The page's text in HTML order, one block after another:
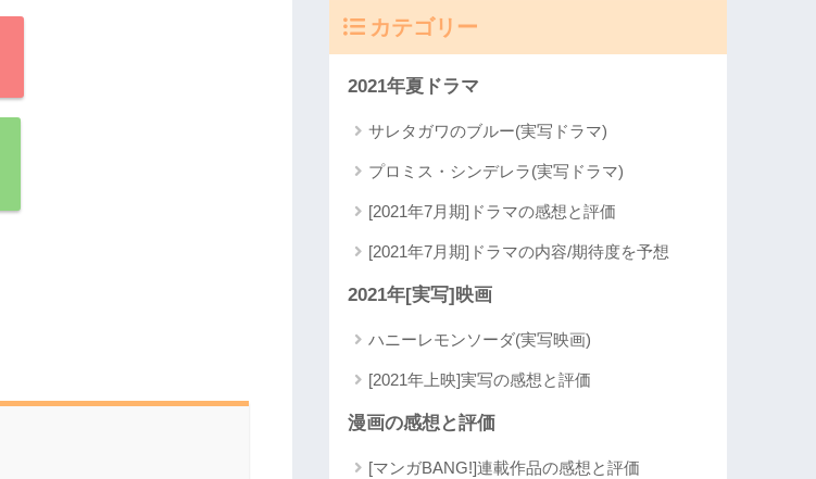
カテゴリー
2021年夏ドラマ
サレタガワのブルー(実写ドラマ)
プロミス・シンデレラ(実写ドラマ)
[2021年7月期]ドラマの感想と評価
[2021年7月期]ドラマの内容/期待度を予想
2021年[実写]映画
ハニーレモンソーダ(実写映画)
[2021年上映]実写の感想と評価
漫画の感想と評価
[マンガBANG!]連載作品の感想と評価